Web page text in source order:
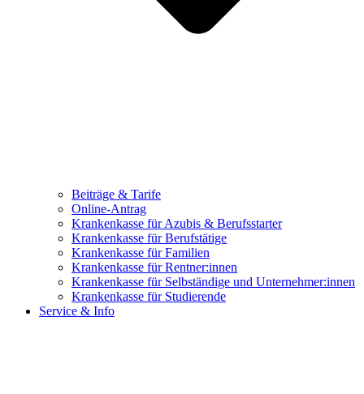
Beiträge & Tarife
Online-Antrag
Krankenkasse für Azubis & Berufsstarter
Krankenkasse für Berufstätige
Krankenkasse für Familien
Krankenkasse für Rentner:innen
Krankenkasse für Selbständige und Unternehmer:innen
Krankenkasse für Studierende
Service & Info